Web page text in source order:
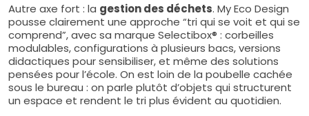
Autre axe fort : la gestion des déchets. My Eco Design
pousse clairement une approche “tri qui se voit et qui se
comprend”, avec sa marque Selectibox® : corbeilles
modulables, configurations à plusieurs bacs, versions
didactiques pour sensibiliser, et même des solutions
pensées pour l’école. On est loin de la poubelle cachée
sous le bureau : on parle plutôt d’objets qui structurent
un espace et rendent le tri plus évident au quotidien.